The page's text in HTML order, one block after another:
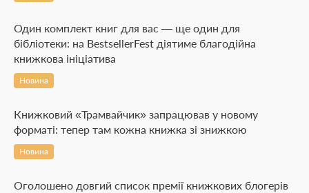
Один комплект книг для вас — ще один для
бібліотеки: на BestsellerFest діятиме благодійна
книжкова ініціатива
Новина
Книжковий «Трамвайчик» запрацював у новому
форматі: тепер там кожна книжка зі знижкою
Новина
Оголошено довгий список премії книжкових блогерів